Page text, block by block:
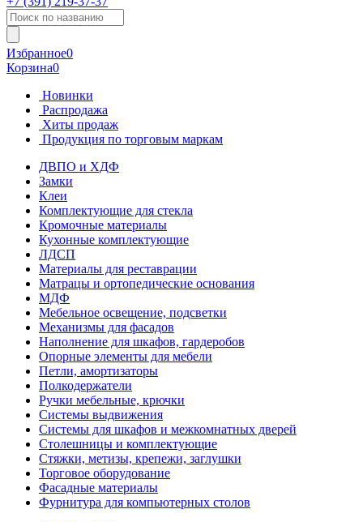
Избранное0
Корзина0
Новинки
Распродажа
Хиты продаж
Продукция по торговым маркам
ДВПО и ХДФ
Замки
Клеи
Комплектующие для стекла
Кромочные материалы
Кухонные комплектующие
ЛДСП
Материалы для реставрации
Матрацы и ортопедические основания
МДФ
Мебельное освещение, подсветки
Механизмы для фасадов
Наполнение для шкафов, гардеробов
Опорные элементы для мебели
Петли, амортизаторы
Полкодержатели
Ручки мебельные, крючки
Системы выдвижения
Системы для шкафов и межкомнатных дверей
Столешницы и комплектующие
Стяжки, метизы, крепежи, заглушки
Торговое оборудование
Фасадные материалы
Фурнитура для компьютерных столов